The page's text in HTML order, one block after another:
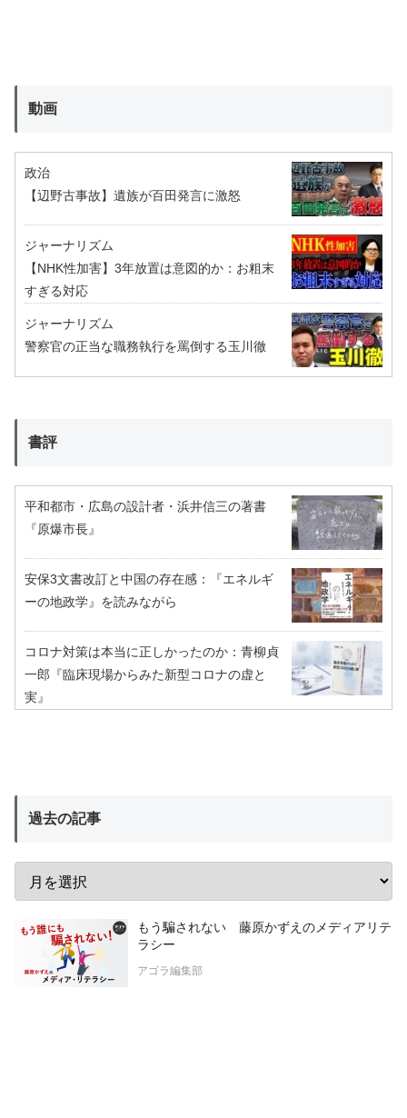
動画
政治
【辺野古事故】遺族が百田発言に激怒
ジャーナリズム
【NHK性加害】3年放置は意図的か：お粗末
すぎる対応
ジャーナリズム
警察官の正当な職務執行を罵倒する玉川徹
書評
平和都市・広島の設計者・浜井信三の著書
『原爆市長』
安保3文書改訂と中国の存在感：『エネルギ
ーの地政学』を読みながら
コロナ対策は本当に正しかったのか：青柳貞
一郎『臨床現場からみた新型コロナの虚と
実』
過去の記事
もう騙されない 藤原かずえのメディアリテ
ラシー
アゴラ編集部